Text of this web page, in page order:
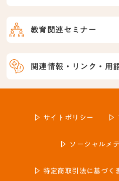
教育関連セミナー
関連情報・リンク・用
サイトポリシー
ソーシャルメ
特定商取引法に基づく